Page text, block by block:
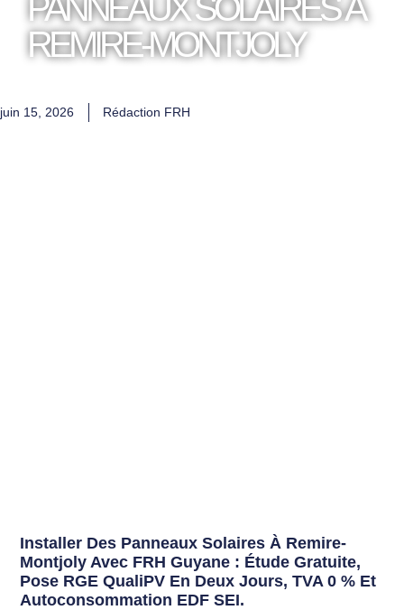
REMIRE-MONTJOLY
juin 15, 2026 Rédaction FRH
Installer Des Panneaux Solaires À Remire-
Montjoly Avec FRH Guyane : Étude Gratuite,
Pose RGE QualiPV En Deux Jours, TVA 0 % Et
Autoconsommation EDF SEI.